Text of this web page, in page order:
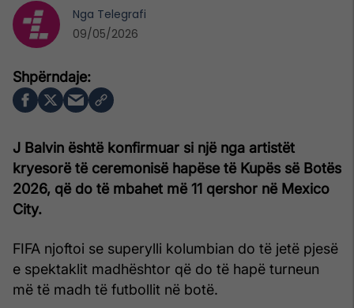
J Balvin është konfirmuar si një nga artistët
kryesorë të ceremonisë hapëse të Kupës së Botës
2026, që do të mbahet më 11 qershor në Mexico
City.
FIFA njoftoi se superylli kolumbian do të jetë pjesë
e spektaklit madhështor që do të hapë turneun
më të madh të futbollit në botë.
Nga Telegrafi
09/05/2026